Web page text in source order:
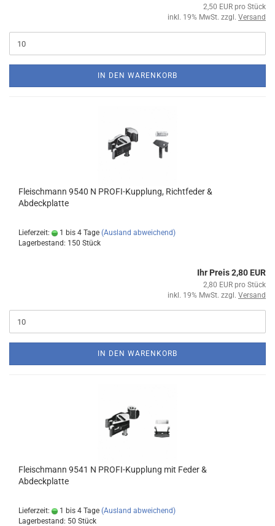
2,50 EUR pro Stück
inkl. 19% MwSt. zzgl. Versand
IN DEN WARENKORB
Fleischmann 9540 N PROFI-Kupplung, Richtfeder &
Abdeckplatte
Lieferzeit: 1 bis 4 Tage (Ausland abweichend)
Lagerbestand: 150 Stück
Ihr Preis 2,80 EUR
2,80 EUR pro Stück
inkl. 19% MwSt. zzgl. Versand
IN DEN WARENKORB
Fleischmann 9541 N PROFI-Kupplung mit Feder &
Abdeckplatte
Lieferzeit: 1 bis 4 Tage (Ausland abweichend)
Lagerbestand: 50 Stück